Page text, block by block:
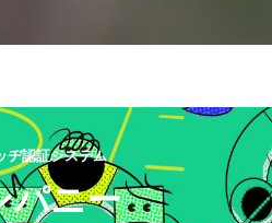
ヂ認証システム
パニー